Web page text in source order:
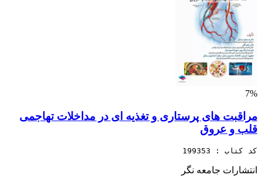
7%
مراقبت های پرستاری و تغذیه ای در مداخلات تهاجمی
قلب و عروق
کد کتاب : 199353
انتشارات جامعه نگر